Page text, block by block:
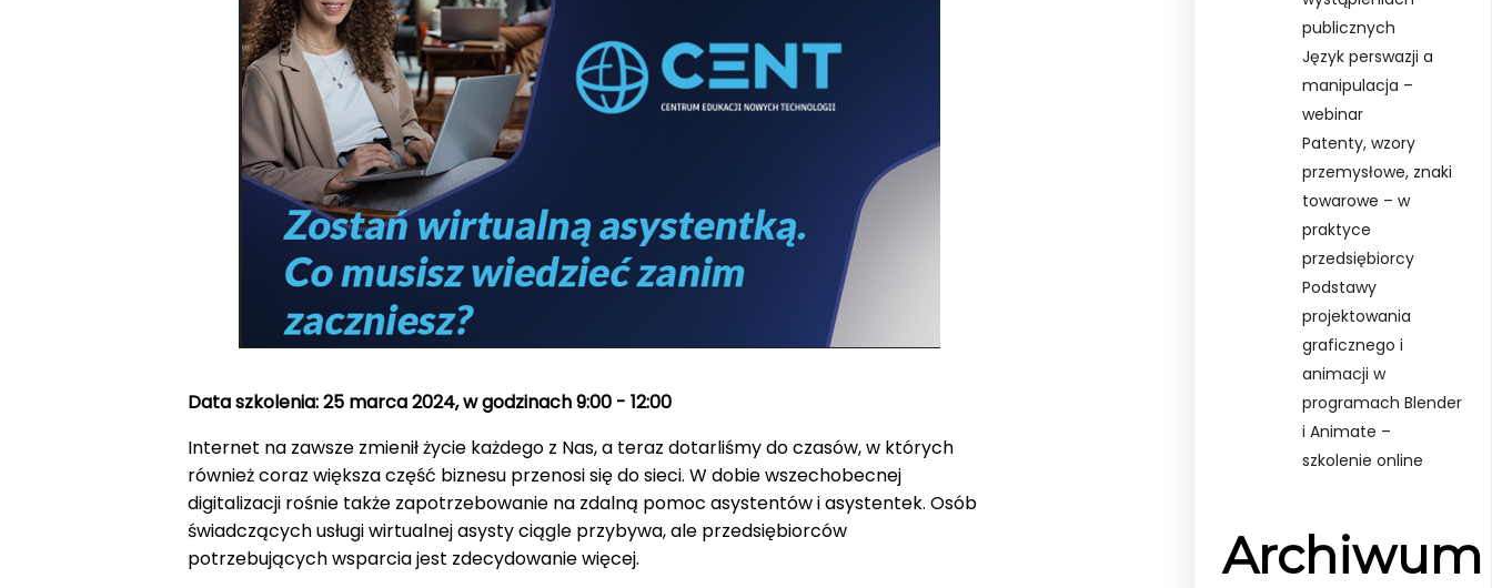
Data szkolenia: 25 marca 2024, w godzinach 9:00 - 12:00
Internet na zawsze zmienił życie każdego z Nas, a teraz dotarliśmy do czasów, w których
również coraz większa część biznesu przenosi się do sieci. W dobie wszechobecnej
digitalizacji rośnie także zapotrzebowanie na zdalną pomoc asystentów i asystentek. Osób
świadczących usługi wirtualnej asysty ciągle przybywa, ale przedsiębiorców
potrzebujących wsparcia jest zdecydowanie więcej.
publicznych
Język perswazji a
manipulacja –
webinar
Patenty, wzory
przemysłowe, znaki
towarowe – w
praktyce
przedsiębiorcy
Podstawy
projektowania
graficznego i
animacji w
programach Blender
i Animate –
szkolenie online
Archiwum